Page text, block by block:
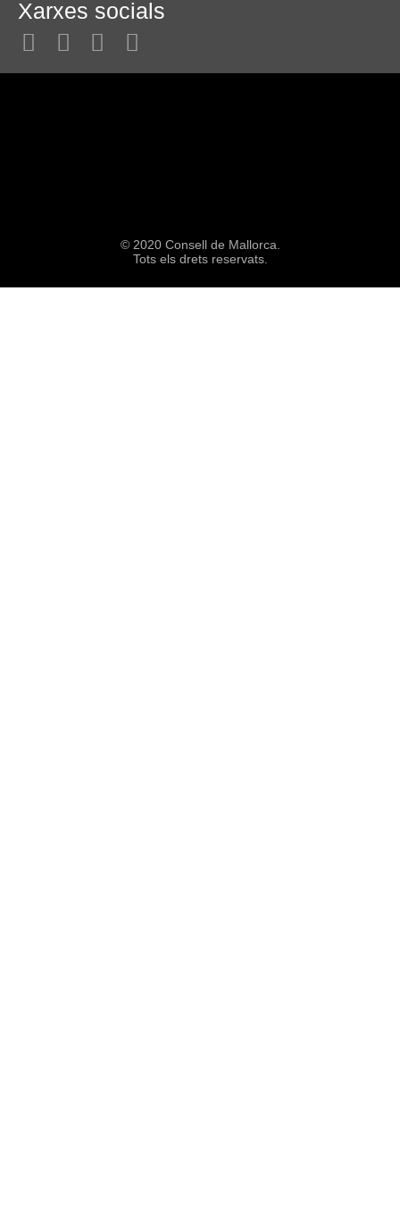
Xarxes socials
© 2020 Consell de Mallorca.
Tots els drets reservats.